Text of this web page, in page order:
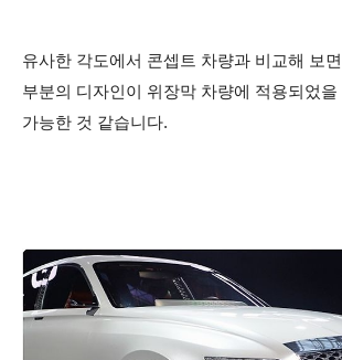
유사한 각도에서 콘셉트 차량과 비교해 보
부분의 디자인이 위장막 차량에 적용되었을
가능한 것 같습니다.